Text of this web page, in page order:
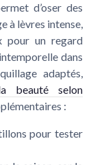
d’oser des
à lèvres intense,
pour un regard
dans
adaptés,
beauté selon
:
pour tester